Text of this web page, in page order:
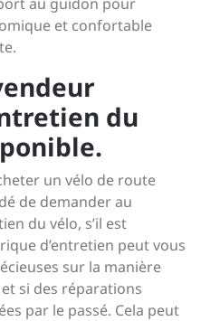
et confortable
du
un vélo de route
de demander au
du vélo, s’il est
d’entretien peut vous
sur la manière
si des réparations
par le passé. Cela peut